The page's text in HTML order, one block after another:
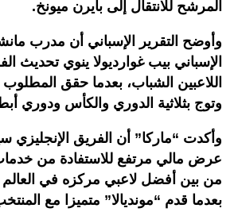
المرشح للانتقال إلى بايرن ميونخ.
وأوضح التقرير الإسباني أن مدرب
الإسباني بيب غوارديولا ينوي تحديث
اللاعبين الشباب، بعدما حقق المطلوب
وتوج بثلاثية الدوري والكأس ودوري
وأكدت “ماركا” أن الفريق الإنجليزي
عرض مالي مرتفع للاستفادة من
من بين أفضل لاعبي مركزه في العالم
بعدما قدم “مونديالا” متميزا مع